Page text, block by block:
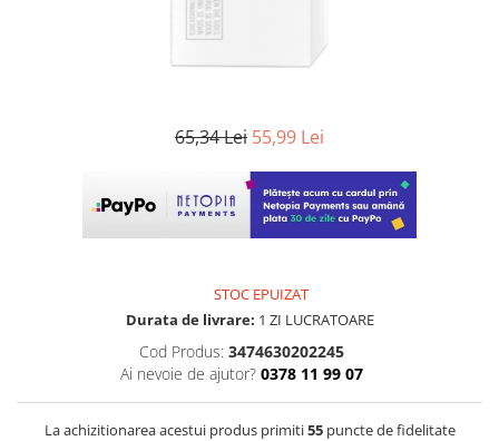
65,34 Lei 55,99 Lei
STOC EPUIZAT
Durata de livrare: 1 ZI LUCRATOARE
Cod Produs: 3474630202245
Ai nevoie de ajutor? 0378 11 99 07
La achizitionarea acestui produs primiti55puncte de fidelitate